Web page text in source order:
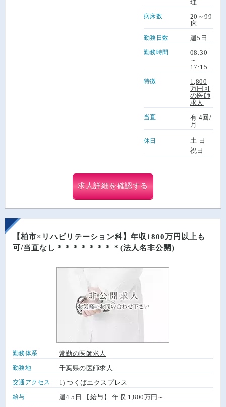
理
病床数
20～99
床
勤務日数 週5日
勤務時間
08:30
～
17:15
特徴
1,800
万円可
の医師
求人
当直
有 4回/
月
休日
土 日
祝日
求人詳細を確認する
【柏市×リハビリテーション科】年収1800万円以上も
可/当直なし＊＊＊＊＊＊＊＊(法人名非公開)
勤務体系 常勤の医師求人
勤務地 千葉県の医師求人
交通アクセス 1) つくばエクスプレス
給与 週4.5日 【給与】 年収 1,800万円～